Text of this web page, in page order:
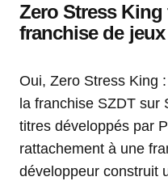
Zero Stress King
franchise de
Oui, Zero Stress King
la franchise SZDT sur
titres développés par
rattachement à une
développeur construit